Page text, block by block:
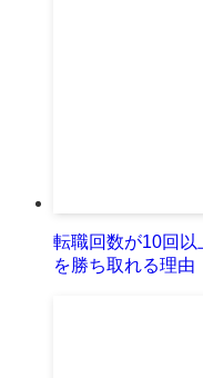
転職回数が10回
を勝ち取れる理由